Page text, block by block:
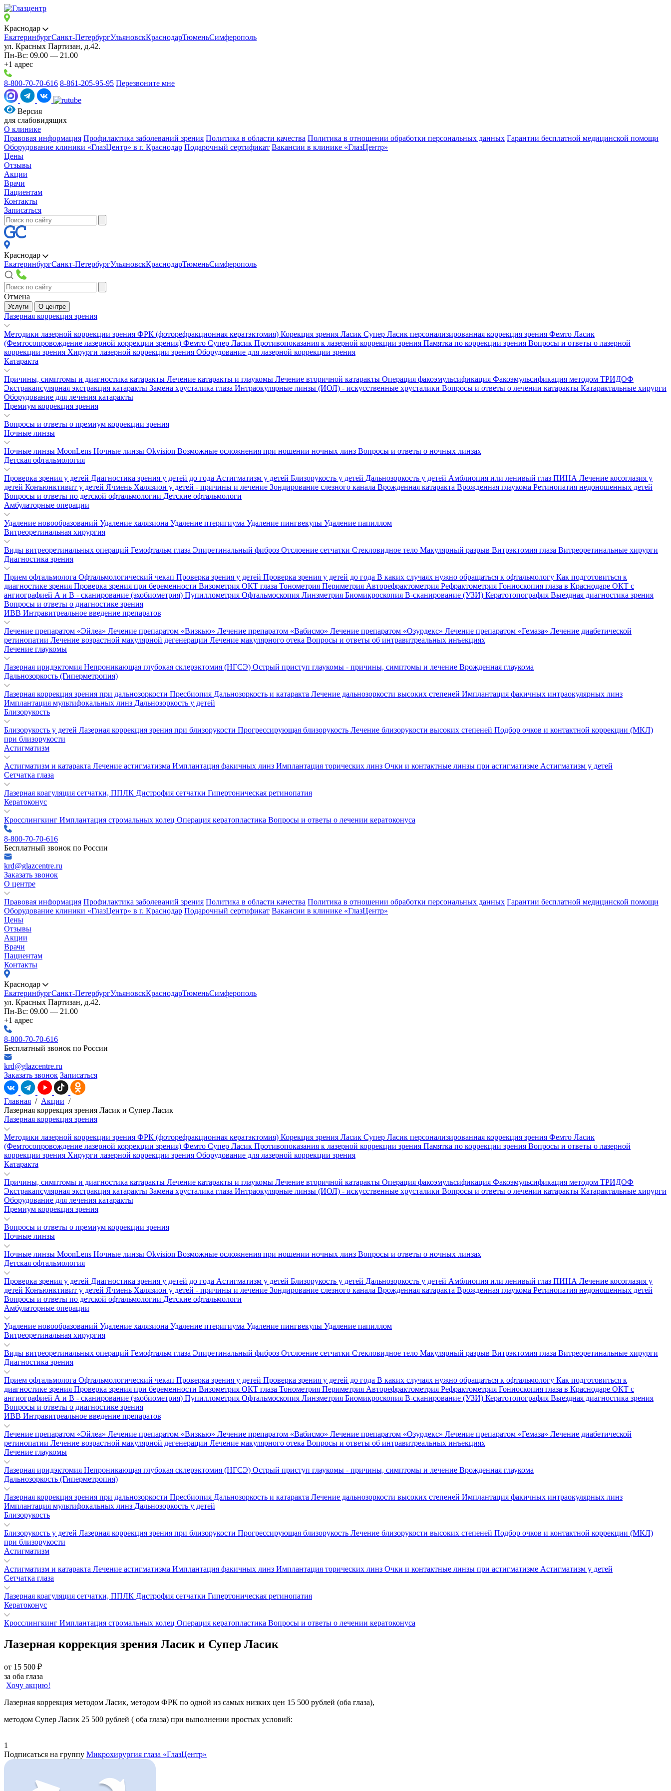
Краснодар
ЕкатеринбургСанкт-ПетербургУльяновскКраснодарТюменьСимферополь
ул. Красных Партизан, д.42.
Пн-Вс: 09.00 — 21.00
+1 адрес
8-800-70-70-616 8-861-205-95-95 Перезвоните мне
Версия
для слабовидящих
О клинике
Правовая информация Профилактика заболеваний зрения Политика в области качества Политика в отношении обработки персональных данных Гарантии бесплатной медицинской помощи
Оборудование клиники «ГлазЦентр» в г. Краснодар Подарочный сертификат Вакансии в клинике «ГлазЦентр»
Цены
Отзывы
Акции
Врачи
Пациентам
Контакты
Записаться
Краснодар
ЕкатеринбургСанкт-ПетербургУльяновскКраснодарТюменьСимферополь
Отмена
Услуги О центре
Лазерная коррекция зрения
Методики лазерной коррекции зрения ФРК (фоторефракционная кератэктомия) Корекция зрения Ласик Супер Ласик персонализированная коррекция зрения Фемто Ласик
(Фемтосопровождение лазерной коррекции зрения) Фемто Супер Ласик Противопоказания к лазерной коррекции зрения Памятка по коррекции зрения Вопросы и ответы о лазерной
коррекции зрения Хирурги лазерной коррекции зрения Оборудование для лазерной коррекции зрения
Катаракта
Причины, симптомы и диагностика катаракты Лечение катаракты и глаукомы Лечение вторичной катаракты Операция факоэмульсификация Факоэмульсификация методом ТРИДОФ
Экстракапсулярная экстракция катаракты Замена хрусталика глаза Интраокулярные линзы (ИОЛ) - искусственные хрусталики Вопросы и ответы о лечении катаракты Катарактальные хирурги
Оборудование для лечения катаракты
Премиум коррекция зрения
Вопросы и ответы о премиум коррекции зрения
Ночные линзы
Ночные линзы MoonLens Ночные линзы Okvision Возможные осложнения при ношении ночных линз Вопросы и ответы о ночных линзах
Детская офтальмология
Проверка зрения у детей Диагностика зрения у детей до года Астигматизм у детей Близорукость у детей Дальнозоркость у детей Амблиопия или ленивый глаз ПИНА Лечение косоглазия у
детей Конъюнктивит у детей Ячмень Халязион у детей - причины и лечение Зондирование слезного канала Врожденная катаракта Врожденная глаукома Ретинопатия недоношенных детей
Вопросы и ответы по детской офтальмологии Детские офтальмологи
Амбулаторные операции
Удаление новообразований Удаление халязиона Удаление птеригиума Удаление пингвекулы Удаление папиллом
Витреоретинальная хирургия
Виды витреоретинальных операций Гемофтальм глаза Эпиретинальный фиброз Отслоение сетчатки Стекловидное тело Макулярный разрыв Витрэктомия глаза Витреоретинальные хирурги
Диагностика зрения
Прием офтальмолога Офтальмологический чекап Проверка зрения у детей Проверка зрения у детей до года В каких случаях нужно обращаться к офтальмологу Как подготовиться к
диагностике зрения Проверка зрения при беременности Визометрия ОКТ глаза Тонометрия Периметрия Авторефрактометрия Рефрактометрия Гониоскопия глаза в Краснодаре ОКТ с
ангиографией А и В - сканирование (эхобиометрия) Пупиллометрия Офтальмоскопия Линзметрия Биомикроскопия В-сканирование (УЗИ) Кератотопография Выездная диагностика зрения
Вопросы и ответы о диагностике зрения
ИВВ Интравитреальное введение препаратов
Лечение препаратом «Эйлеа» Лечение препаратом «Визкью» Лечение препаратом «Вабисмо» Лечение препаратом «Озурдекс» Лечение препаратом «Гемаза» Лечение диабетической
ретинопатии Лечение возрастной макулярной дегенерации Лечение макулярного отека Вопросы и ответы об интравитреальных инъекциях
Лечение глаукомы
Лазерная иридэктомия Непроникающая глубокая склерэктомия (НГСЭ) Острый приступ глаукомы - причины, симптомы и лечение Врожденная глаукома
Дальнозоркость (Гиперметропия)
Лазерная коррекция зрения при дальнозоркости Пресбиопия Дальнозоркость и катаракта Лечение дальнозоркости высоких степеней Имплантация факичных интраокулярных линз
Имплантация мультифокальных линз Дальнозоркость у детей
Близорукость
Близорукость у детей Лазерная коррекция зрения при близорукости Прогрессирующая близорукость Лечение близорукости высоких степеней Подбор очков и контактной коррекции (МКЛ)
при близорукости
Астигматизм
Астигматизм и катаракта Лечение астигматизма Имплантация факичных линз Имплантация торических линз Очки и контактные линзы при астигматизме Астигматизм у детей
Сетчатка глаза
Лазерная коагуляция сетчатки, ППЛК Дистрофия сетчатки Гипертоническая ретинопатия
Кератоконус
Кросслингкинг Имплантация стромальных колец Операция кератопластика Вопросы и ответы о лечении кератоконуса
8-800-70-70-616
Бесплатный звонок по России
krd@glazcentre.ru
Заказать звонок
О центре
Правовая информация Профилактика заболеваний зрения Политика в области качества Политика в отношении обработки персональных данных Гарантии бесплатной медицинской помощи
Оборудование клиники «ГлазЦентр» в г. Краснодар Подарочный сертификат Вакансии в клинике «ГлазЦентр»
Цены
Отзывы
Акции
Врачи
Пациентам
Контакты
Краснодар
ЕкатеринбургСанкт-ПетербургУльяновскКраснодарТюменьСимферополь
ул. Красных Партизан, д.42.
Пн-Вс: 09.00 — 21.00
+1 адрес
8-800-70-70-616
Бесплатный звонок по России
krd@glazcentre.ru
Заказать звонок Записаться
Главная / Акции /
Лазерная коррекция зрения Ласик и Супер Ласик
Лазерная коррекция зрения
Методики лазерной коррекции зрения ФРК (фоторефракционная кератэктомия) Корекция зрения Ласик Супер Ласик персонализированная коррекция зрения Фемто Ласик
(Фемтосопровождение лазерной коррекции зрения) Фемто Супер Ласик Противопоказания к лазерной коррекции зрения Памятка по коррекции зрения Вопросы и ответы о лазерной
коррекции зрения Хирурги лазерной коррекции зрения Оборудование для лазерной коррекции зрения
Катаракта
Причины, симптомы и диагностика катаракты Лечение катаракты и глаукомы Лечение вторичной катаракты Операция факоэмульсификация Факоэмульсификация методом ТРИДОФ
Экстракапсулярная экстракция катаракты Замена хрусталика глаза Интраокулярные линзы (ИОЛ) - искусственные хрусталики Вопросы и ответы о лечении катаракты Катарактальные хирурги
Оборудование для лечения катаракты
Премиум коррекция зрения
Вопросы и ответы о премиум коррекции зрения
Ночные линзы
Ночные линзы MoonLens Ночные линзы Okvision Возможные осложнения при ношении ночных линз Вопросы и ответы о ночных линзах
Детская офтальмология
Проверка зрения у детей Диагностика зрения у детей до года Астигматизм у детей Близорукость у детей Дальнозоркость у детей Амблиопия или ленивый глаз ПИНА Лечение косоглазия у
детей Конъюнктивит у детей Ячмень Халязион у детей - причины и лечение Зондирование слезного канала Врожденная катаракта Врожденная глаукома Ретинопатия недоношенных детей
Вопросы и ответы по детской офтальмологии Детские офтальмологи
Амбулаторные операции
Удаление новообразований Удаление халязиона Удаление птеригиума Удаление пингвекулы Удаление папиллом
Витреоретинальная хирургия
Виды витреоретинальных операций Гемофтальм глаза Эпиретинальный фиброз Отслоение сетчатки Стекловидное тело Макулярный разрыв Витрэктомия глаза Витреоретинальные хирурги
Диагностика зрения
Прием офтальмолога Офтальмологический чекап Проверка зрения у детей Проверка зрения у детей до года В каких случаях нужно обращаться к офтальмологу Как подготовиться к
диагностике зрения Проверка зрения при беременности Визометрия ОКТ глаза Тонометрия Периметрия Авторефрактометрия Рефрактометрия Гониоскопия глаза в Краснодаре ОКТ с
ангиографией А и В - сканирование (эхобиометрия) Пупиллометрия Офтальмоскопия Линзметрия Биомикроскопия В-сканирование (УЗИ) Кератотопография Выездная диагностика зрения
Вопросы и ответы о диагностике зрения
ИВВ Интравитреальное введение препаратов
Лечение препаратом «Эйлеа» Лечение препаратом «Визкью» Лечение препаратом «Вабисмо» Лечение препаратом «Озурдекс» Лечение препаратом «Гемаза» Лечение диабетической
ретинопатии Лечение возрастной макулярной дегенерации Лечение макулярного отека Вопросы и ответы об интравитреальных инъекциях
Лечение глаукомы
Лазерная иридэктомия Непроникающая глубокая склерэктомия (НГСЭ) Острый приступ глаукомы - причины, симптомы и лечение Врожденная глаукома
Дальнозоркость (Гиперметропия)
Лазерная коррекция зрения при дальнозоркости Пресбиопия Дальнозоркость и катаракта Лечение дальнозоркости высоких степеней Имплантация факичных интраокулярных линз
Имплантация мультифокальных линз Дальнозоркость у детей
Близорукость
Близорукость у детей Лазерная коррекция зрения при близорукости Прогрессирующая близорукость Лечение близорукости высоких степеней Подбор очков и контактной коррекции (МКЛ)
при близорукости
Астигматизм
Астигматизм и катаракта Лечение астигматизма Имплантация факичных линз Имплантация торических линз Очки и контактные линзы при астигматизме Астигматизм у детей
Сетчатка глаза
Лазерная коагуляция сетчатки, ППЛК Дистрофия сетчатки Гипертоническая ретинопатия
Кератоконус
Кросслингкинг Имплантация стромальных колец Операция кератопластика Вопросы и ответы о лечении кератоконуса
Лазерная коррекция зрения Ласик и Супер Ласик
от 15 500 ₽
за оба глаза
Хочу акцию!
Лазерная коррекция методом Ласик, методом ФРК по одной из самых низких цен 15 500 рублей (оба глаза),
методом Супер Ласик 25 500 рублей ( оба глаза) при выполнении простых условий:
1
Подписаться на группу Микрохирургия глаза «ГлазЦентр»